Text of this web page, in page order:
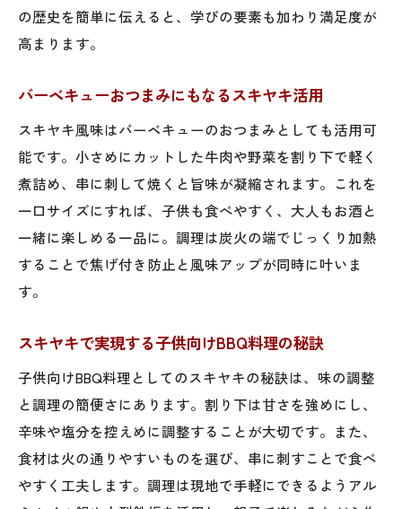
の歴史を簡単に伝えると、学びの要素も加わり満足度が
高まります。
バーベキューおつまみにもなるスキヤキ活用
スキヤキ風味はバーベキューのおつまみとしても活用可
能です。小さめにカットした牛肉や野菜を割り下で軽く
煮詰め、串に刺して焼くと旨味が凝縮されます。これを
一口サイズにすれば、子供も食べやすく、大人もお酒と
一緒に楽しめる一品に。調理は炭火の端でじっくり加熱
することで焦げ付き防止と風味アップが同時に叶いま
す。
スキヤキで実現する子供向けBBQ料理の秘訣
子供向けBBQ料理としてのスキヤキの秘訣は、味の調整
と調理の簡便さにあります。割り下は甘さを強めにし、
辛味や塩分を控えめに調整することが大切です。また、
食材は火の通りやすいものを選び、串に刺すことで食べ
やすく工夫します。調理は現地で手軽にできるようアル